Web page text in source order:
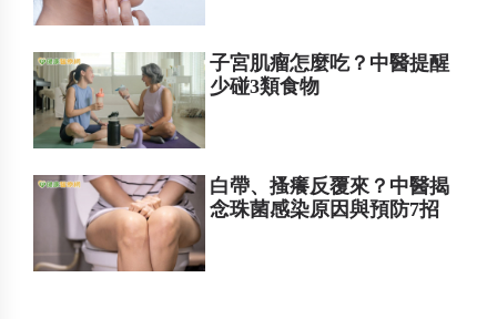
子宮肌瘤怎麼吃？中醫提醒
少碰3類食物
白帶、搔癢反覆來？中醫揭
念珠菌感染原因與預防7招